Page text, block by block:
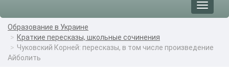
Toggle
Образование в Украине
Краткие пересказы, школьные сочинения
Чуковский Корней: пересказы, в том числе произведение
Айболить